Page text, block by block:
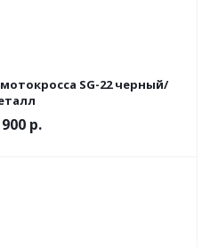
SG-22 черный/
р.